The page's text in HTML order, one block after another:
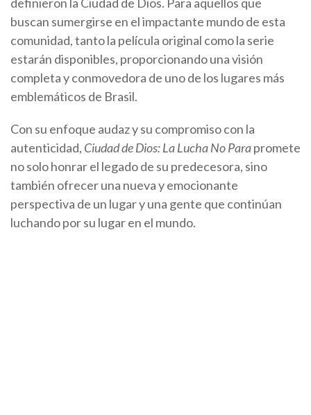
buscan sumergirse en el impactante mundo de esta
comunidad, tanto la película original como la serie
estarán disponibles, proporcionando una visión
completa y conmovedora de uno de los lugares más
emblemáticos de Brasil.
Con su enfoque audaz y su compromiso con la
autenticidad, Ciudad de Dios: La Lucha No Parapromete
no solo honrar el legado de su predecesora, sino
también ofrecer una nueva y emocionante
perspectiva de un lugar y una gente que continúan
luchando por su lugar en el mundo.